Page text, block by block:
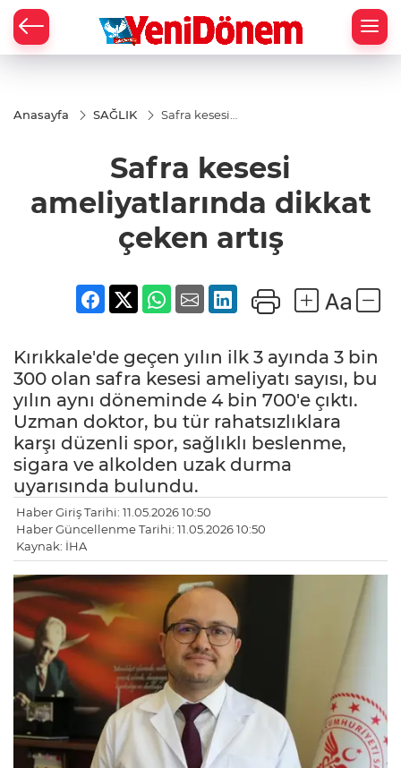
Anasayfa SAĞLIK
Safra kesesi
Safra kesesi
ameliyatlarında dikkat
çeken artış
Kırıkkale'de geçen yılın ilk 3 ayında 3 bin
300 olan safra kesesi ameliyatı sayısı, bu
yılın aynı döneminde 4 bin 700'e çıktı.
Uzman doktor, bu tür rahatsızlıklara
karşı düzenli spor, sağlıklı beslenme,
sigara ve alkolden uzak durma
uyarısında bulundu.
Haber Giriş Tarihi: 11.05.2026 10:50
Haber Güncellenme Tarihi: 11.05.2026 10:50
Kaynak: İHA